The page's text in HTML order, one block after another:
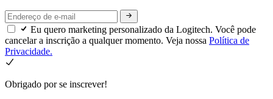
Eu quero marketing personalizado da Logitech. Você pode
cancelar a inscrição a qualquer momento. Veja nossa Política de
Privacidade.
Obrigado por se inscrever!